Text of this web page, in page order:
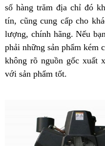
số hàng trăm địa chỉ đó
tín, cũng cung cấp cho
lượng, chính hãng. Nếu
phải những sản phẩm kém
không rõ nguồn gốc xuất
với sản phẩm tốt.